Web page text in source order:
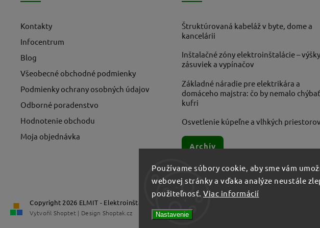
Používame súbory cookie, aby sme vám
webovej stránky a vďaka analýze neustále
použiteľnosť. Viac informácií
Nastavenie
Kontakty
Infocentrum
Blog
Všeobecné obchodné podmienky
Podmienky ochrany osobných údajov
Odborné poradenstvo
Hodnotenie obchodu
Moja objednávka
Štruktúrovaná kabeláž v byte, dome a
kancelárii
Inštalačné zóny elektroinštalácie – výšky
zásuviek a vypínačov
Základné náradie pre elektrikára a
domáceho majstra: čo by nemalo
kufri
Osvetlenie kúpeľne a vlhkých priestorov
Archív
Copyright 2026 ELMIT - Elektroinštalačný materiál, svietidlá
Vytvořil Shoptet | Design Shoptak.cz